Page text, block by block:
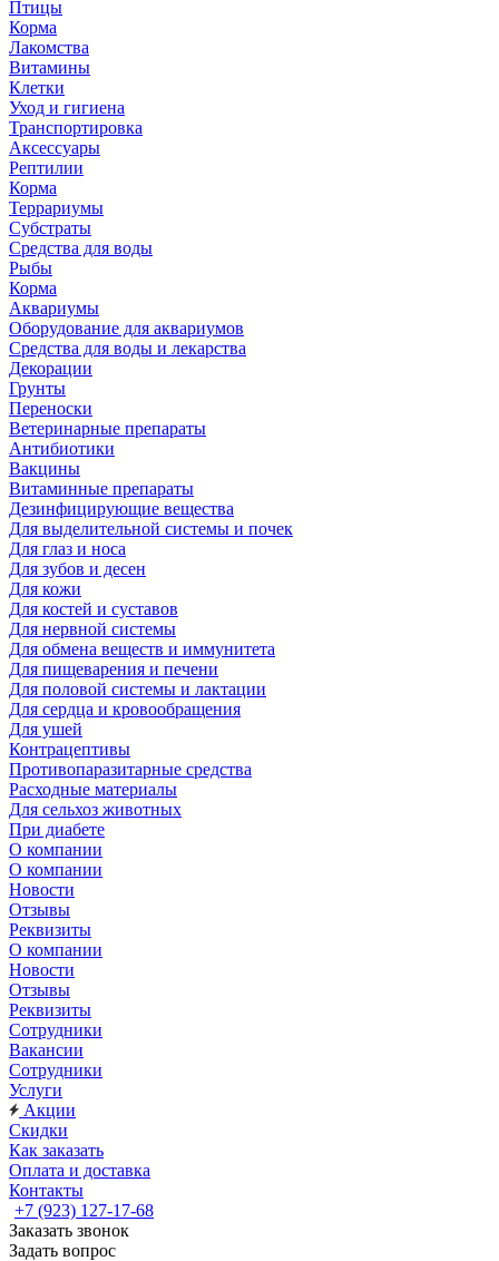
Птицы
Корма
Лакомства
Витамины
Клетки
Уход и гигиена
Транспортировка
Аксессуары
Рептилии
Корма
Террариумы
Субстраты
Средства для воды
Рыбы
Корма
Аквариумы
Оборудование для аквариумов
Средства для воды и лекарства
Декорации
Грунты
Переноски
Ветеринарные препараты
Антибиотики
Вакцины
Витаминные препараты
Дезинфицирующие вещества
Для выделительной системы и почек
Для глаз и носа
Для зубов и десен
Для кожи
Для костей и суставов
Для нервной системы
Для обмена веществ и иммунитета
Для пищеварения и печени
Для половой системы и лактации
Для сердца и кровообращения
Для ушей
Контрацептивы
Противопаразитарные средства
Расходные материалы
Для сельхоз животных
При диабете
О компании
О компании
Новости
Отзывы
Реквизиты
О компании
Новости
Отзывы
Реквизиты
Сотрудники
Вакансии
Сотрудники
Услуги
Акции
Скидки
Как заказать
Оплата и доставка
Контакты
+7 (923) 127-17-68
Заказать звонок
Задать вопрос